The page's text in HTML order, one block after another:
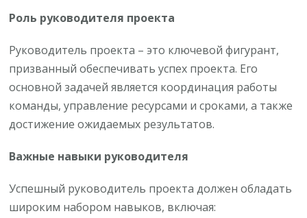
Роль руководителя проекта
Руководитель проекта – это ключевой фигурант,
призванный обеспечивать успех проекта. Его
основной задачей является координация работы
команды, управление ресурсами и сроками, а также
достижение ожидаемых результатов.
Важные навыки руководителя
Успешный руководитель проекта должен обладать
широким набором навыков, включая: